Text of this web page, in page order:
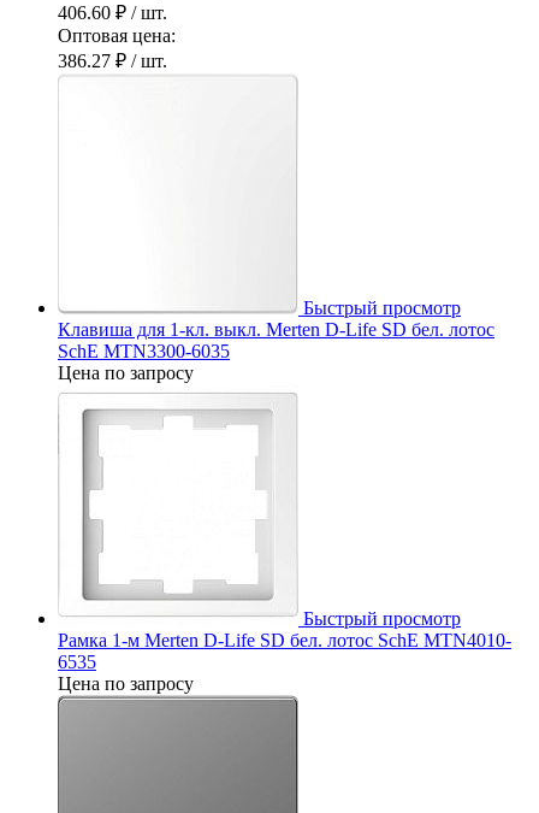
406.60 ₽ / шт.
Оптовая цена:
386.27 ₽ / шт.
Быстрый просмотр
Клавиша для 1-кл. выкл. Merten D-Life SD бел. лотос
SchE MTN3300-6035
Цена по запросу
Быстрый просмотр
Рамка 1-м Merten D-Life SD бел. лотос SchE MTN4010-
6535
Цена по запросу